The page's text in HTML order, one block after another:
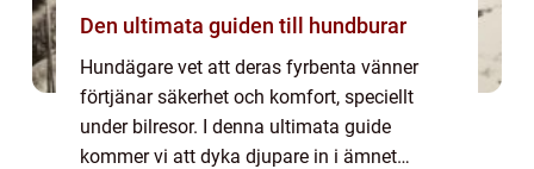
Den ultimata guiden till hundburar
Hundägare vet att deras fyrbenta vänner
förtjänar säkerhet och komfort, speciellt
under bilresor. I denna ultimata guide
kommer vi att dyka djupare in i ämnet